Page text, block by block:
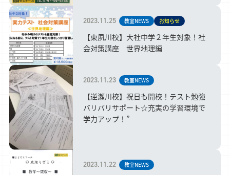
2023.11.25 教室NEWS お知らせ
【東夙川校】大社中学２年生対象！社
会対策講座 世界地理編
2023.11.23 教室NEWS
【逆瀬川校】祝日も開校！テスト勉強
バリバリサポート☆充実の学習環境で
学力アップ！”
2023.11.22 教室NEWS